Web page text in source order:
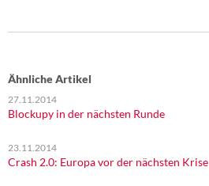
Ähnliche Artikel
27.11.2014
Blockupy in der nächsten Runde
23.11.2014
Crash 2.0: Europa vor der nächsten Krise